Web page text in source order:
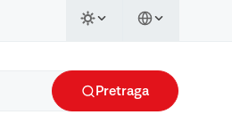
Pretraga